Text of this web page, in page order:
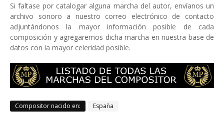
Si faltase por catalogar alguna marcha del autor, envíanos un
archivo sonoro a nuestro correo electrónico de contacto
adjuntándonos la mayor información posible de cada
composición y agregaremos dicha marcha en nuestra base de
datos con la mayor celeridad posible.
Compositor nacido en: España